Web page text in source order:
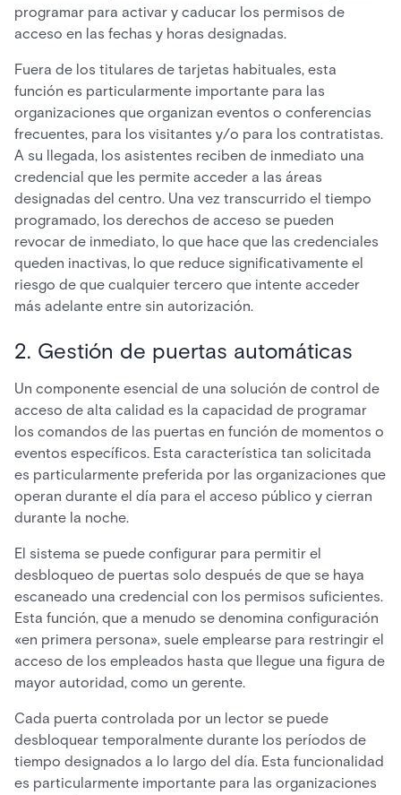
programar para activar y caducar los permisos de
acceso en las fechas y horas designadas.
Fuera de los titulares de tarjetas habituales, esta
función es particularmente importante para las
organizaciones que organizan eventos o conferencias
frecuentes, para los visitantes y/o para los contratistas.
A su llegada, los asistentes reciben de inmediato una
credencial que les permite acceder a las áreas
designadas del centro. Una vez transcurrido el tiempo
programado, los derechos de acceso se pueden
revocar de inmediato, lo que hace que las credenciales
queden inactivas, lo que reduce significativamente el
riesgo de que cualquier tercero que intente acceder
más adelante entre sin autorización.
2. Gestión de puertas automáticas
Un componente esencial de una solución de control de
acceso de alta calidad es la capacidad de programar
los comandos de las puertas en función de momentos o
eventos específicos. Esta característica tan solicitada
es particularmente preferida por las organizaciones que
operan durante el día para el acceso público y cierran
durante la noche.
El sistema se puede configurar para permitir el
desbloqueo de puertas solo después de que se haya
escaneado una credencial con los permisos suficientes.
Esta función, que a menudo se denomina configuración
«en primera persona», suele emplearse para restringir el
acceso de los empleados hasta que llegue una figura de
mayor autoridad, como un gerente.
Cada puerta controlada por un lector se puede
desbloquear temporalmente durante los períodos de
tiempo designados a lo largo del día. Esta funcionalidad
es particularmente importante para las organizaciones